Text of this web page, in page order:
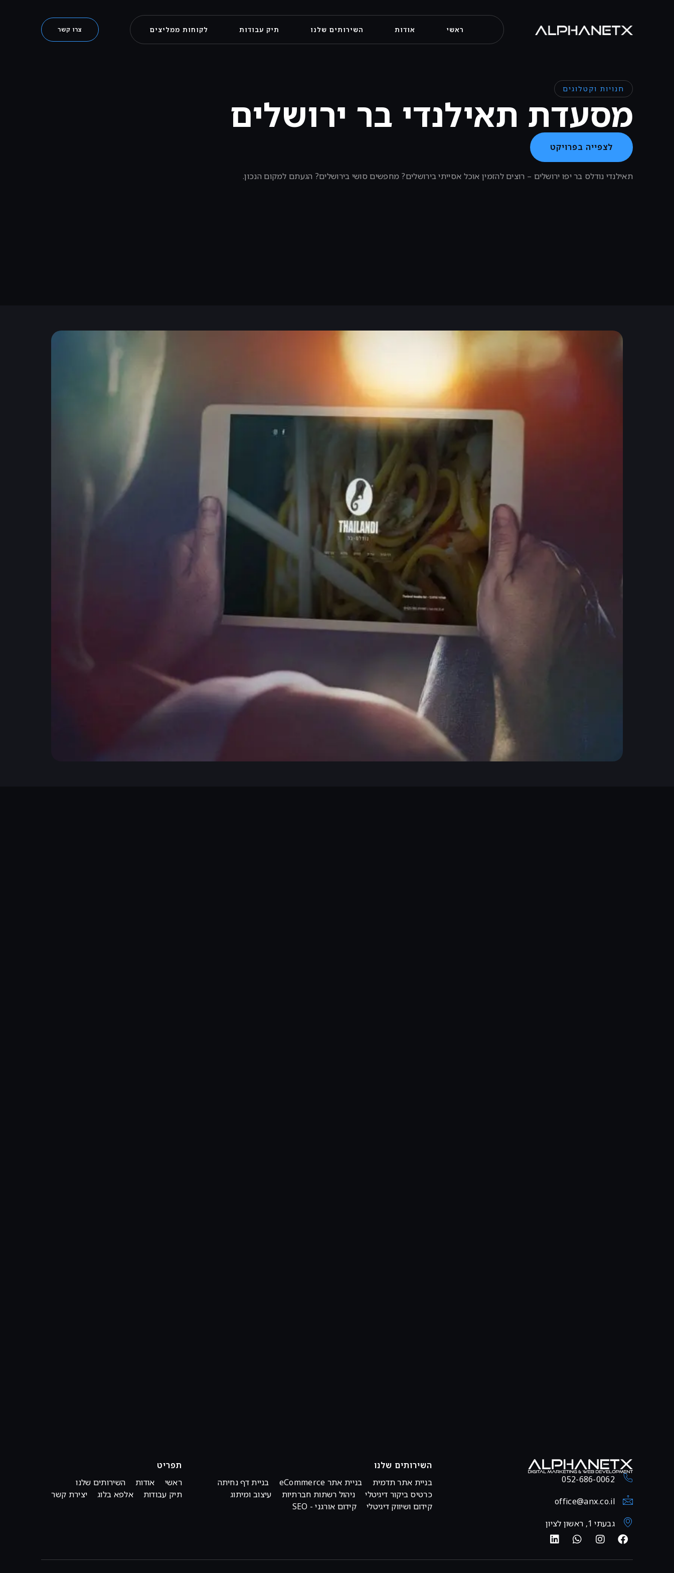
ראשי אודות השירותים שלנו תיק עבודות לקוחות ממליצים צרו קשר
חנויות וקטלוגים
מסעדת תאילנדי בר ירושלים
לצפייה בפרויקט
תאילנדי נודלס בר יפו ירושלים – רוצים להזמין אוכל אסייתי בירושלים? מחפשים סושי בירושלים? הגעתם למקום הנכון.
052-686-0062
office@anx.co.il
גבעתי 1, ראשון לציון
השירותים שלנו
בניית אתר תדמית
בניית אתר eCommerce
בניית דף נחיתה
כרטיס ביקור דיגיטלי
ניהול רשתות חברתיות
עיצוב ומיתוג
קידום ושיווק דיגיטלי
קידום אורגני - SEO
תפריט
ראשי
אודות
השירותים שלנו
תיק עבודות
אלפא בלוג יצירת קשר